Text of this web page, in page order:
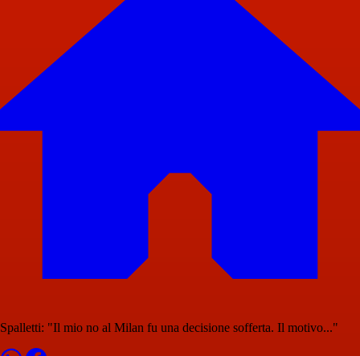
Spalletti: "Il mio no al Milan fu una decisione sofferta. Il motivo..."